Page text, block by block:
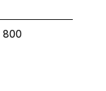
800